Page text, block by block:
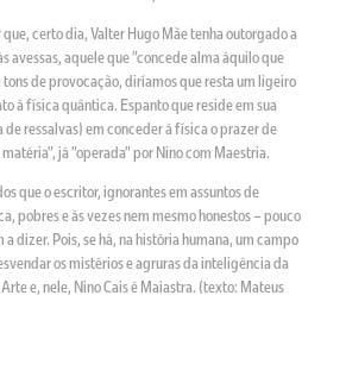
certo dia, Valter Hugo Mãe tenha outorgado a
avessas, aquele que "concede alma àquilo que
tons de provocação, diríamos que resta um ligeiro
à física quântica. Espanto que reside em sua
ressalvas) em conceder à física o prazer de
já "operada" por Nino com Maestria.
que o escritor, ignorantes em assuntos de
pobres e às vezes nem mesmo honestos – pouco
dizer. Pois, se há, na história humana, um campo
os mistérios e agruras da inteligência da
e, nele, Nino Cais é Maiastra. (texto: Mateus